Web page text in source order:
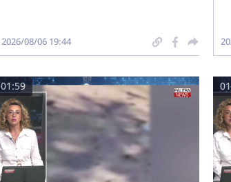
2026/08/06 19:44
01:59